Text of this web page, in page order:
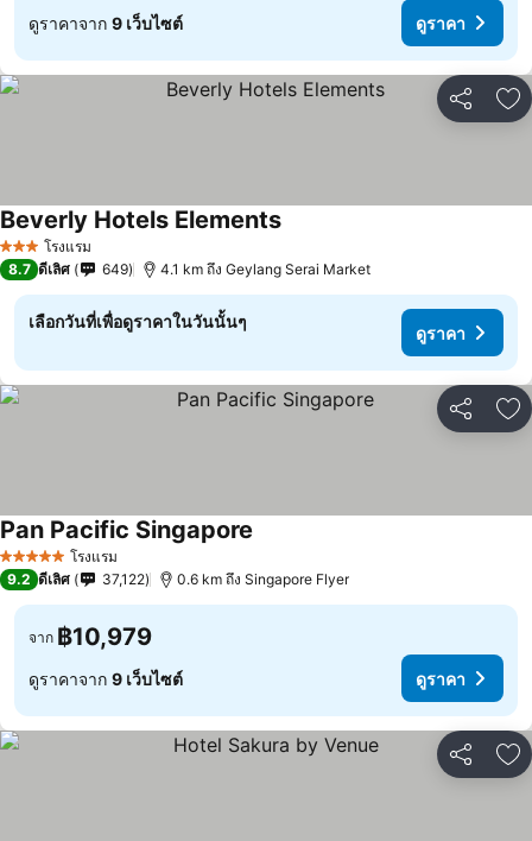
ดูราคาจาก 9 เว็บไซต์ ดูราคา
แชร์ เ
3 ดาว โรงแรม
Beverly Hotels Elements
8.7 ดีเลิศ 649 4.1 km ถึง Geylang Serai Market
เลือกวันที่เพื่อดูราคาในวันนั้นๆ
ดูราคา
แชร์ เ
5 ดาว โรงแรม
Pan Pacific Singapore
9.2 ดีเลิศ 37,122 0.6 km ถึง Singapore Flyer
จาก ฿10,979
ดูราคาจาก 9 เว็บไซต์ ดูราคา
แชร์ เ